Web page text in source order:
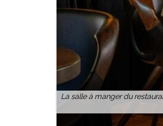
La salle à manger du